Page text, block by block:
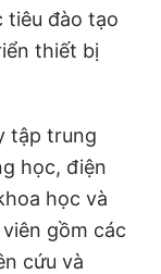
tiêu đào tạo
thiết bị
tập trung
học, điện
học và
gồm các
cứu và